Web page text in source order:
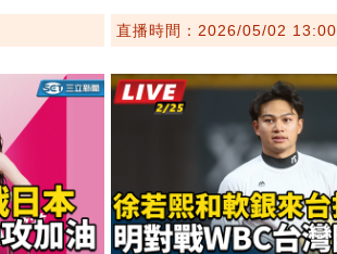
直播時間：2026/05/02 13:00